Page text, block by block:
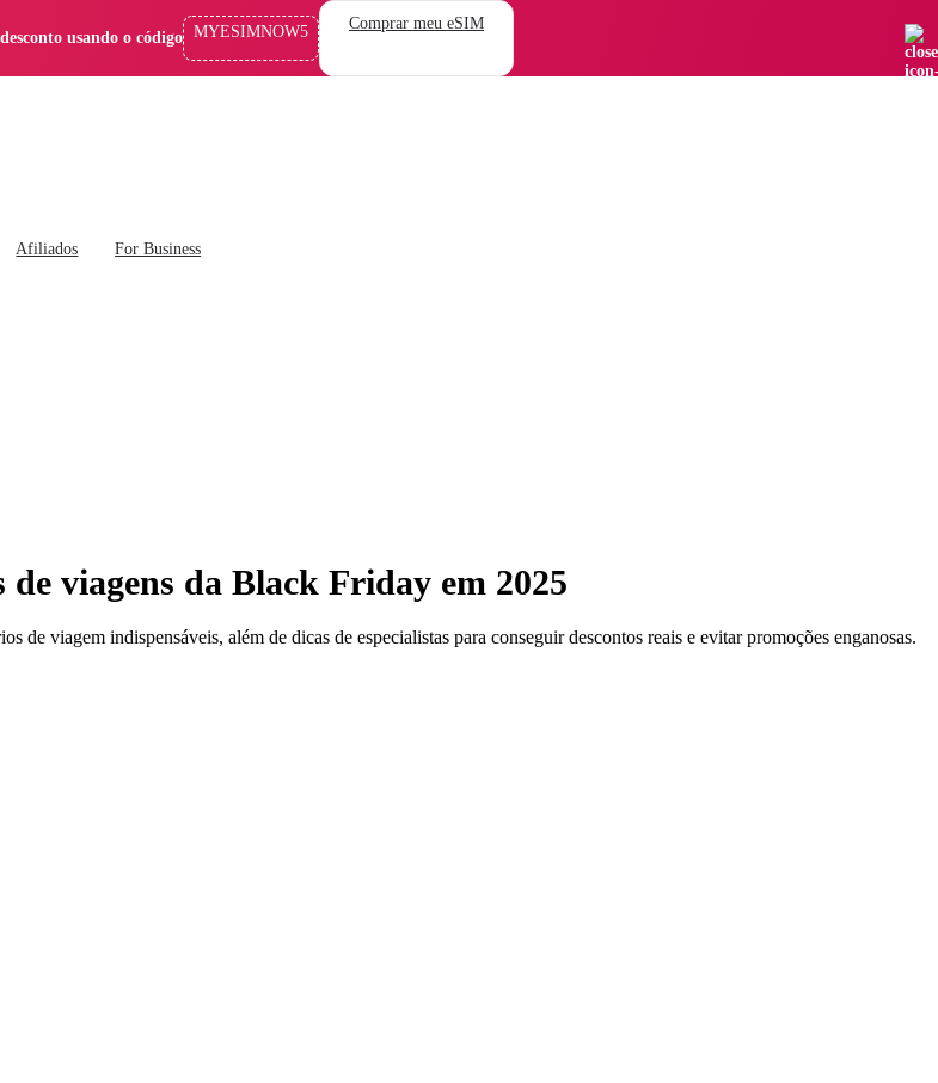
usando o código MYESIMNOW5 Comprar meu eSIM
Afiliados For Business
de viagens da Black Friday em 2025
de viagem indispensáveis, além de dicas de especialistas para conseguir descontos reais e evitar promoções enganosas.